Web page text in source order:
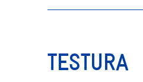
TESTURA